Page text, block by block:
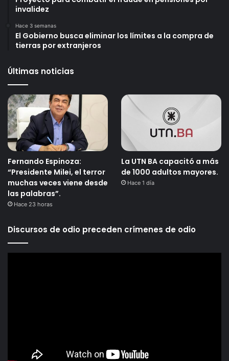
invalidez
Hace 3 semanas
El Gobierno busca eliminar los límites a la compra de
tierras por extranjeros
Últimas noticias
Fernando Espinoza:
“Presidente Milei, el terror
muchas veces viene desde
las palabras”.
Hace 23 horas
La UTN BA capacitó a más
de 1000 adultos mayores.
Hace 1 día
Discursos de odio preceden crímenes de odio